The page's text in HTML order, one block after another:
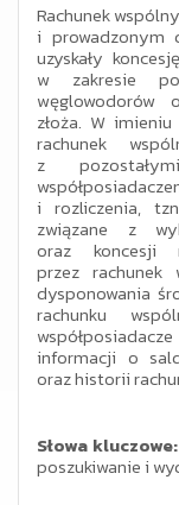
Rachunek
i prowadzonym
uzyskały
w zakresie
węglowodorów
złoża. W
rachunek
z
i rozliczenia,
związane z
oraz koncesji
przez rachunek
dysponowania
rachunku
informacji o
oraz historii
Słowa kluczowe:
poszukiwanie i